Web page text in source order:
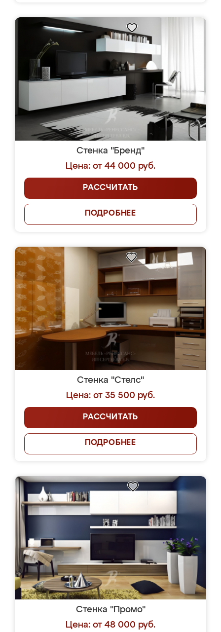
Стенка "Бренд"
Цена: от 44 000 руб.
РАССЧИТАТЬ
ПОДРОБНЕЕ
Стенка "Стелс"
Цена: от 35 500 руб.
РАССЧИТАТЬ
ПОДРОБНЕЕ
Стенка "Промо"
Цена: от 48 000 руб.